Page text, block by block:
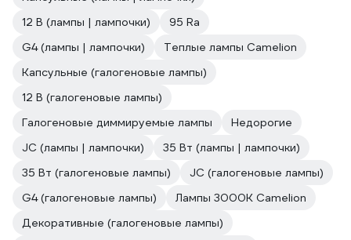
12 В (лампы | лампочки)
95 Ra
G4 (лампы | лампочки)
Теплые лампы Camelion
Капсульные (галогеновые лампы)
12 В (галогеновые лампы)
Галогеновые диммируемые лампы
Недорогие
JC (лампы | лампочки)
35 Вт (лампы | лампочки)
35 Вт (галогеновые лампы)
JC (галогеновые лампы)
G4 (галогеновые лампы)
Лампы 3000К Camelion
Декоративные (галогеновые лампы)